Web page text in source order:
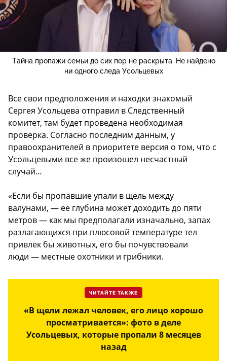
Тайна пропажи семьи до сих пор не раскрыта. Не найдено
ни одного следа Усольцевых
Все свои предположения и находки знакомый
Сергея Усольцева отправил в Следственный
комитет, там будет проведена необходимая
проверка. Согласно последним данным, у
правоохранителей в приоритете версия о том, что с
Усольцевыми все же произошел несчастный
случай…
«Если бы пропавшие упали в щель между
валунами, — ее глубина может доходить до пяти
метров — как мы предполагали изначально, запах
разлагающихся при плюсовой температуре тел
привлек бы животных, его бы почувствовали
люди — местные охотники и грибники.
ЧИТАЙТЕ ТАКЖЕ
«В щели лежал человек, его лицо хорошо
просматривается»: фото в деле
Усольцевых, которые пропали 8 месяцев
назад